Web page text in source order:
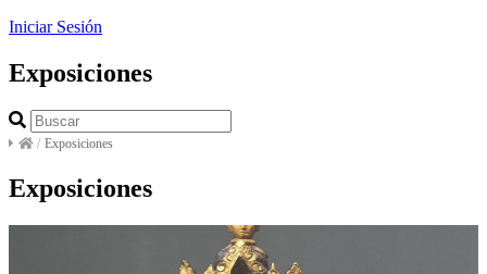
Iniciar Sesión
Exposiciones
/ Exposiciones
Exposiciones